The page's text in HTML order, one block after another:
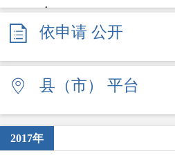
2015年
2011年
2009年
依申请 公开
县（市） 平台
2017年